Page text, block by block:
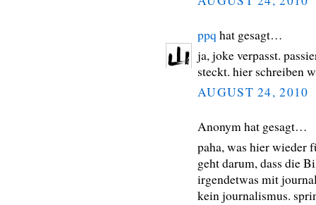
ppq hat gesagt…
ja, joke verpasst.
steckt. hier schreiben
AUGUST 24, 2010
Anonym hat gesagt…
paha, was hier wieder
geht darum, dass die
irgendetwas mit
kein journalismus.